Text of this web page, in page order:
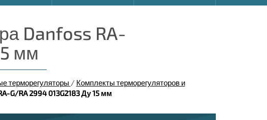
Danfoss RA-
мм
терморегуляторы / Комплекты терморегуляторов и
G/RA 2994 013G2183 Ду 15 мм